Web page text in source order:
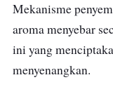
Mekanisme
aroma menyebar
ini yang
menyenangkan.